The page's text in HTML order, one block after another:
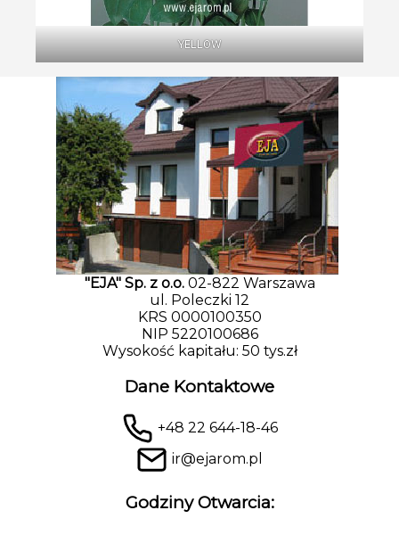
YELLOW
"EJA" Sp. z o.o.02-822 Warszawa
ul. Poleczki 12
KRS 0000100350
NIP 5220100686
Wysokość kapitału: 50 tys.zł
Dane Kontaktowe
+48 22 644-18-46
ir@ejarom.pl
Godziny Otwarcia: